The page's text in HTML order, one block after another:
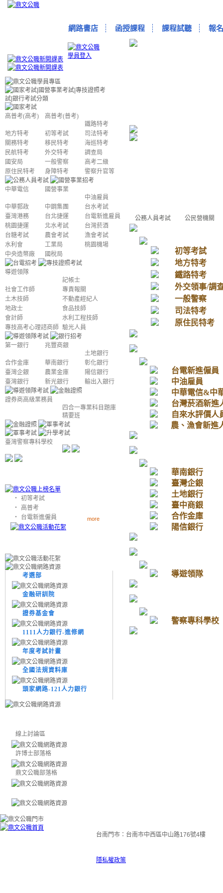
網路書店 函授課程 課程試聽 報
高普考(高考)
高普考(普考)
鐵路特考
地方特考
初等考試
司法特考
關務特考
移民特考
海巡特考
民航特考
外交特考
調查局
國安局
一般警察
高考二級
原住民特考
身障特考 警察升官等
中華電信
國營事業
中油雇員
中華郵政
中鋼集團
台水考試
臺灣港務
台北捷運
台電新進雇員
桃園捷運
北水考試
台灣菸酒
台糖考試
農會考試
漁會考試
水利會
工業局
桃園機場
中央造幣廠
國稅局
導遊領隊
記帳士
社會工作師
專責報關
土木技師
不動產經紀人
地政士
食品技師
會計師
水利工程技師
專技高考心理諮商師 驗光人員
第一銀行
兆豐商銀
土地銀行
合作金庫
華南銀行
彰化銀行
臺灣企銀
農業金庫
陽信銀行
臺灣銀行
新光銀行 輸出入銀行
證券商高級業務員
四合一專業科目題庫
精要班
臺灣警察專科學校
‧
初等考試
‧
高普考
‧
台電新進僱員 more
考選部
金融研訓院
證券基金會
1111人力銀行-進修網
年度考試計畫
全國法規資料庫
頭家網路-121人力銀行
線上討論區
許博士部落格
鼎文公職部落格
公務人員考試 公民營機關
初等考試
地方特考
鐵路特考
外交領事/調
一般警察
司法特考
原住民特考
台電新進僱員
中油雇員
中華電信&中
台灣菸酒新進
自來水評價人
農、漁會新進
華南銀行
臺灣企銀
土地銀行
臺中商銀
合作金庫
陽信銀行
導遊領隊
警察專科學校
台南門市：台南市中西區中山路176號4樓
隱私權政策